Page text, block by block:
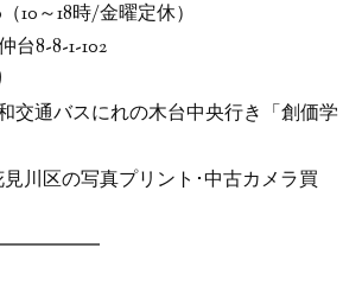
10～18時/金曜定休）
台8-8-1-102
交通バスにれの木台中央行き「創価学
川区の写真プリント･中古カメラ買